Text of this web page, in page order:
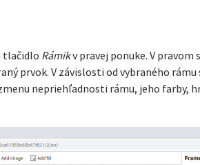
tlačidlo Rámikv pravej ponuke. V pravom
prvok. V závislosti od vybraného rámu
nepriehľadnosti rámu, jeho farby,